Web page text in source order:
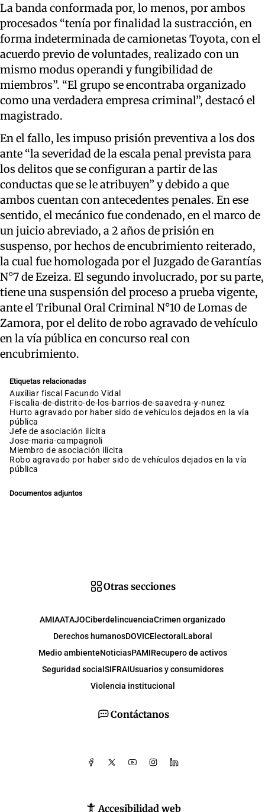
La banda conformada por, lo menos, por ambos
procesados “tenía por finalidad la sustracción, en
forma indeterminada de camionetas Toyota, con el
acuerdo previo de voluntades, realizado con un
mismo modus operandi y fungibilidad de
miembros”. “El grupo se encontraba organizado
como una verdadera empresa criminal”, destacó el
magistrado.
En el fallo, les impuso prisión preventiva a los dos
ante “la severidad de la escala penal prevista para
los delitos que se configuran a partir de las
conductas que se le atribuyen” y debido a que
ambos cuentan con antecedentes penales. En ese
sentido, el mecánico fue condenado, en el marco de
un juicio abreviado, a 2 años de prisión en
suspenso, por hechos de encubrimiento reiterado,
la cual fue homologada por el Juzgado de Garantías
N°7 de Ezeiza. El segundo involucrado, por su parte,
tiene una suspensión del proceso a prueba vigente,
ante el Tribunal Oral Criminal N°10 de Lomas de
Zamora, por el delito de robo agravado de vehículo
en la vía pública en concurso real con
encubrimiento.
Etiquetas relacionadas
auxiliar fiscal Facundo Vidal
fiscalia-de-distrito-de-los-barrios-de-saavedra-y-nunez
hurto agravado por haber sido de vehículos dejados en la vía
pública
jefe de asociación ilícita
jose-maria-campagnoli
miembro de asociación ilícita
robo agravado por haber sido de vehículos dejados en la vía
pública
Documentos adjuntos
Contáctanos
Accesibilidad web
Otras secciones
AMIAATAJOCiberdelincuenciaCrimen organizado
Derechos humanosDOVICElectoral Laboral
Medio ambienteNoticiasPAMIRecupero de activos
Seguridad social SIFRAIUsuarios y consumidores
Violencia institucional